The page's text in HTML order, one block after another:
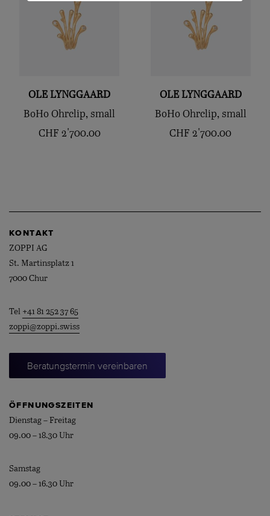
OLE LYNGGAARD
BoHo Ohrclip, small
CHF 2'700.00
OLE LYNGGAARD
BoHo Ohrclip, small
CHF 2'700.00
KONTAKT
ZOPPI AG
St. Martinsplatz 1
7000 Chur
Tel +41 81 252 37 65
zoppi@zoppi.swiss
Beratungstermin vereinbaren
ÖFFNUNGSZEITEN
Dienstag – Freitag
09.00 – 18.30 Uhr
Samstag
09.00 – 16.30 Uhr